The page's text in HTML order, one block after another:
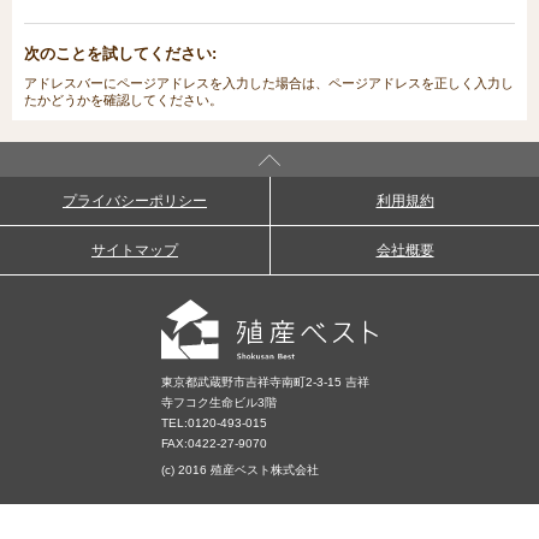
次のことを試してください:
アドレスバーにページアドレスを入力した場合は、ページアドレスを正しく入力し
たかどうかを確認してください。
プライバシーポリシー 利用規約
サイトマップ 会社概要
東京都武蔵野市吉祥寺南町2-3-15 吉祥
寺フコク生命ビル3階
TEL:0120-493-015
FAX:0422-27-9070
(c) 2016 殖産ベスト株式会社